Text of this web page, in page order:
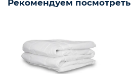
Рекомендуем посмотреть